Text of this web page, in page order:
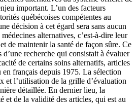
important. L’un des facteurs
québécoises compétentes au
décision à cet égard sera sans aucun
alternatives, c’est-à-dire leur
de maintenir la santé de façon sûre. Ce
d’une recherche qui consistait à évaluer
de certains soins alternatifs, articles
en français depuis 1975. La sélection
et l’utilisation de la grille d’évaluation
détaillée. En dernier lieu, la
et de la validité des articles, qui est au